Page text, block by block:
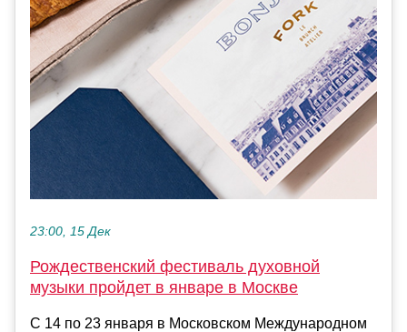
23:00, 15 Дек
Рождественский фестиваль духовной
музыки пройдет в январе в Москве
С 14 по 23 января в Московском Международном